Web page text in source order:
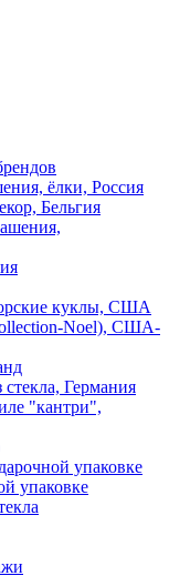
ёлки, Россия
Бельгия
куклы, США
Noel), США-
Германия
"кантри",
упаковке
упаковке